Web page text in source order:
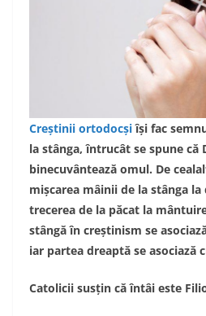
Creștinii ortodocșiîși fac
la stânga, întrucât se spune că
binecuvântează omul. De
mișcarea mâinii de la stânga
trecerea de la păcat la
stângă în creștinism se
iar partea dreaptă se asociază
Catolicii susțin că întâi este